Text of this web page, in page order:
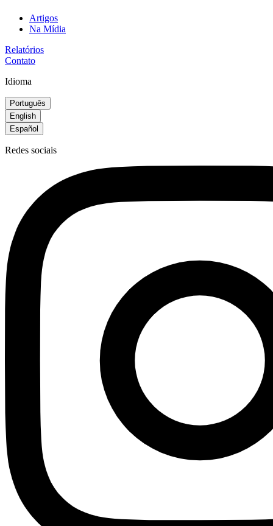
Artigos
Na Mídia
Relatórios
Contato
Idioma
Português
English
Español
Redes sociais